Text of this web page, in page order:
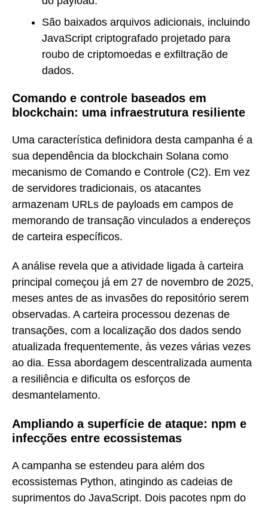
São baixados arquivos adicionais, incluindo
JavaScript criptografado projetado para
roubo de criptomoedas e exfiltração de
dados.
Comando e controle baseados em
blockchain: uma infraestrutura resiliente
Uma característica definidora desta campanha é a
sua dependência da blockchain Solana como
mecanismo de Comando e Controle (C2). Em vez
de servidores tradicionais, os atacantes
armazenam URLs de payloads em campos de
memorando de transação vinculados a endereços
de carteira específicos.
A análise revela que a atividade ligada à carteira
principal começou já em 27 de novembro de 2025,
meses antes de as invasões do repositório serem
observadas. A carteira processou dezenas de
transações, com a localização dos dados sendo
atualizada frequentemente, às vezes várias vezes
ao dia. Essa abordagem descentralizada aumenta
a resiliência e dificulta os esforços de
desmantelamento.
Ampliando a superfície de ataque: npm e
infecções entre ecossistemas
A campanha se estendeu para além dos
ecossistemas Python, atingindo as cadeias de
suprimentos do JavaScript. Dois pacotes npm do